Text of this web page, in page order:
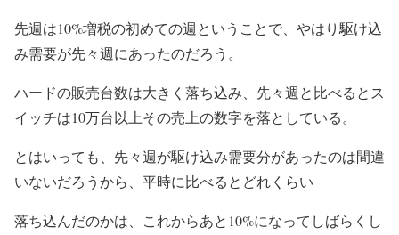
先週は10%増税の初めての週ということで、やはり駆け込
み需要が先々週にあったのだろう。
ハードの販売台数は大きく落ち込み、先々週と比べるとス
イッチは10万台以上その売上の数字を落としている。
とはいっても、先々週が駆け込み需要分があったのは間違
いないだろうから、平時に比べるとどれくらい
落ち込んだのかは、これからあと10%になってしばらくし